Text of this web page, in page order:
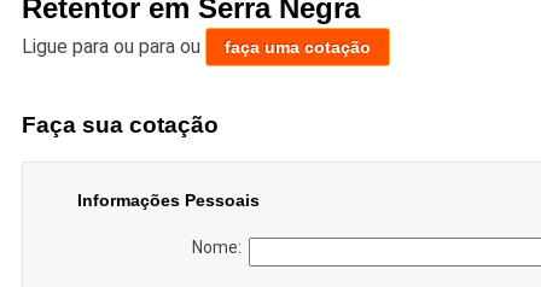
Retentor em Serra Negra
Ligue para ou para ou faça uma cotação
Faça sua cotação
Informações Pessoais
Nome: